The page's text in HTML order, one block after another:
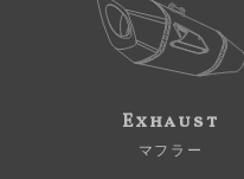
Exhaust
マフラー